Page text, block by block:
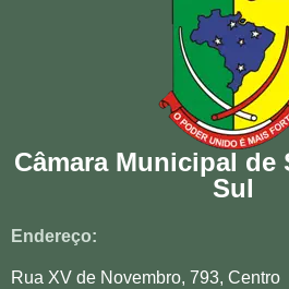
Câmara Municipal de
Sul
Endereço:
Rua XV de Novembro, 793, Centro